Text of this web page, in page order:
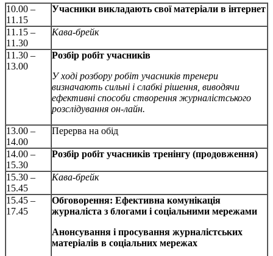
10.00 –
11.15
Учасники викладають свої матеріали в інтернет
11.15 –
11.30
Кава-брейк
11.30 –
13.00
Розбір робіт учасників
У ході розбору робіт учасників тренери
визначають сильні і слабкі рішення, виводячи
ефективні способи створення журналістського
розслідування он-лайн.
13.00 –
14.00
Перерва на обід
14.00 –
15.30
Розбір робіт учасників тренінгу (продовження)
15.30 –
15.45
Кава-брейк
15.45 –
17.45
Обговорення: Ефективна комунікація
журналіста з блогами і соціальними мережами
Анонсування і просування журналістських
матеріалів в соціальних мережах